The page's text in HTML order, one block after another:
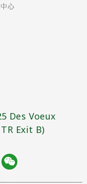
Des Voeux
Exit B)​